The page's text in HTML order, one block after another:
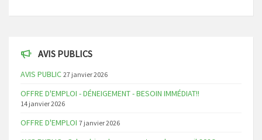
AVIS PUBLICS
AVIS PUBLIC 27 janvier 2026
OFFRE D'EMPLOI - DÉNEIGEMENT - BESOIN IMMÉDIAT!!
14 janvier 2026
OFFRE D'EMPLOI 7 janvier 2026